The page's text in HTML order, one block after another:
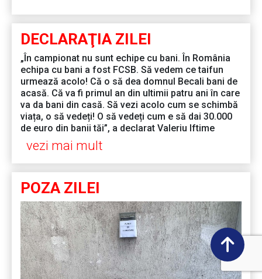
DECLARAŢIA ZILEI
„În campionat nu sunt echipe cu bani. În România
echipa cu bani a fost FCSB. Să vedem ce taifun
urmează acolo! Că o să dea domnul Becali bani de
acasă. Că va fi primul an din ultimii patru ani în care
va da bani din casă. Să vezi acolo cum se schimbă
viața, o să vedeți! O să vedeți cum e să dai 30.000
de euro din banii tăi”, a declarat Valeriu Iftime
vezi mai mult
POZA ZILEI